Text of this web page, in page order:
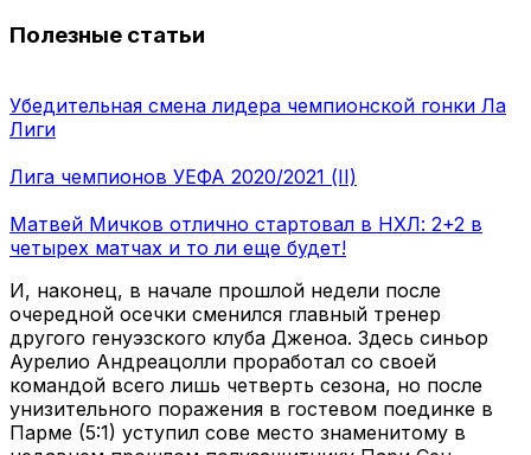
Полезные статьи
Убедительная смена лидера чемпионской гонки Ла
Лиги
Лига чемпионов УЕФА 2020/2021 (II)
Матвей Мичков отлично стартовал в НХЛ: 2+2 в
четырех матчах и то ли еще будет!
И, наконец, в начале прошлой недели после
очередной осечки сменился главный тренер
другого генуэзского клуба Дженоа. Здесь синьор
Аурелио Андреацолли проработал со своей
командой всего лишь четверть сезона, но после
унизительного поражения в гостевом поединке в
Парме (5:1) уступил сове место знаменитому в